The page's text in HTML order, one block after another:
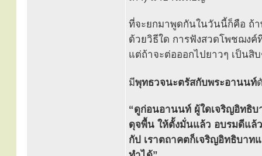
ที่จะยกมาพูดกันในวันนี้ก็คือ ถ้า
ด้วยวิธีใด การฟังสวดโพชฌง
แต่ถ้าจะต่อออกไปยาวๆ เป็นสิ
มีพุทธวจนะตรัสกับพระอานนท์
“ดูก่อนอานนท์ ผู้ใดเจริญอิทธิบ
ดุจพื้น ให้ตั้งมั่นแล้ว อบรมดีแล้
กัป เราตถาคตก็เจริญอิทธิบา